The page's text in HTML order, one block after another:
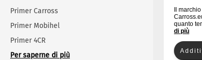
Primer Carross
Primer Mobihel
Primer 4CR
Primer Cromax
Per saperne di più
Il
quanto
di più